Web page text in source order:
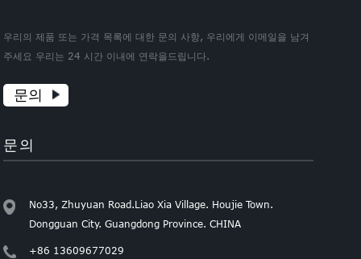
우리의 제품 또는 가격 목록에 대한 문의 사항, 우리에게 이메일을 남겨
주세요 우리는 24 시간 이내에 연락을드립니다.
문의
문의
No33, Zhuyuan Road.Liao Xia Village. Houjie Town.
Dongguan City. Guangdong Province. CHINA
+86 13609677029